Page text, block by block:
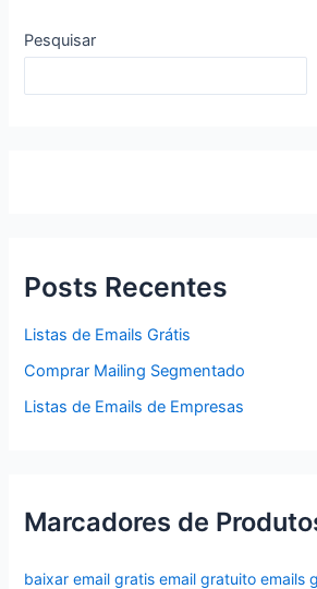
Pesquisar
Posts Recentes
Listas de Emails Grátis
Comprar Mailing Segmentado
Listas de Emails de Empresas
Marcadores de
baixar email gratis email gratuito emails